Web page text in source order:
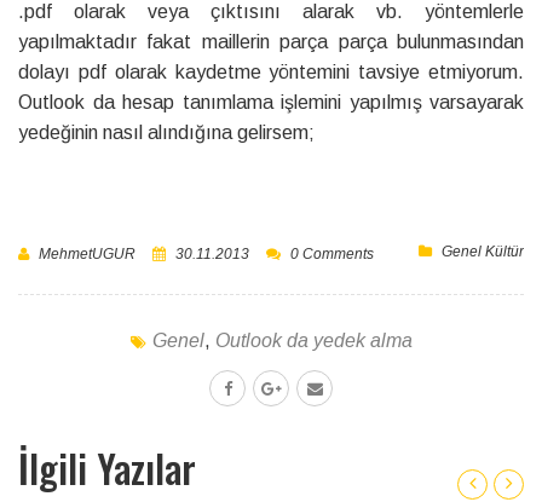
.pdf olarak veya çıktısını alarak vb. yöntemlerle
yapılmaktadır fakat maillerin parça parça bulunmasından
dolayı pdf olarak kaydetme yöntemini tavsiye etmiyorum.
Outlook da hesap tanımlama işlemini yapılmış varsayarak
yedeğinin nasıl alındığına gelirsem;
MehmetUGUR 30.11.2013 Genel Kültür
0 Comments
Genel, Outlook da yedek alma
İlgili Yazılar